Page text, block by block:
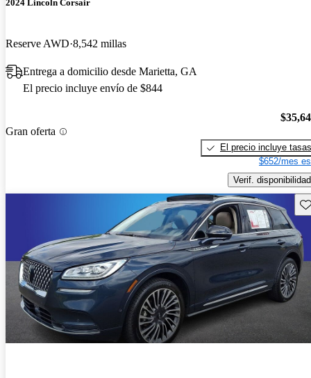
2024 Lincoln Corsair
Reserve AWD 8,542 millas
Entrega a domicilio desde Marietta, GA
El precio incluye envío de $844
Gran oferta
El precio incluye tasas
$652/mes
Verif. disponibilidad